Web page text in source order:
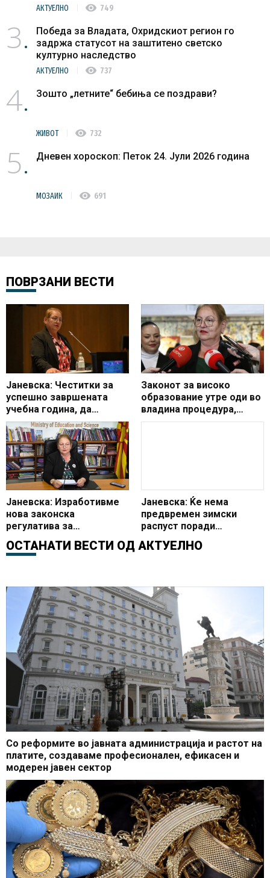
АКТУЕЛНО visibility 749
3
Победа за Владата, Охридскиот регион го
задржа статусот на заштитено светско
културно наследство
АКТУЕЛНО visibility 737
4 Зошто „летните“ бебиња се поздрави?
ЖИВОТ visibility 732
5 Дневен хороскоп: Петок 24. Јули 2026 година
МОЗАИК visibility 691
ПОВРЗАНИ ВЕСТИ
Јаневска: Честитки за
успешно завршената
учебна година, да
продолжиме заедно да
ги спроведуваме
промените за
поквалитетно
образование
Законот за високо
образование утре оди во
владина процедура,
завршна средба на МОН
Јаневска: Изработивме
нова законска
регулатива за
поквалитетно високо
образование и развој на
Јаневска: Ќе нема
предвремен зимски
распуст поради
загадениот воздух
ОСТАНАТИ ВЕСТИ ОД АКТУЕЛНО
Со реформите во јавната администрација и растот на
платите, создаваме професионален, ефикасен и
модерен јавен сектор